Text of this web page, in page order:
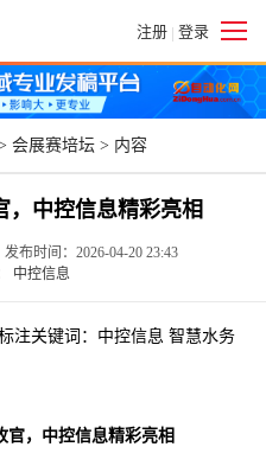
注册 | 登录
会展赛培坛 > 内容
，中控信息精彩亮相
布时间：2026-04-20 23:43
中控信息
关键词：中控信息 智慧水务
，中控信息精彩亮相